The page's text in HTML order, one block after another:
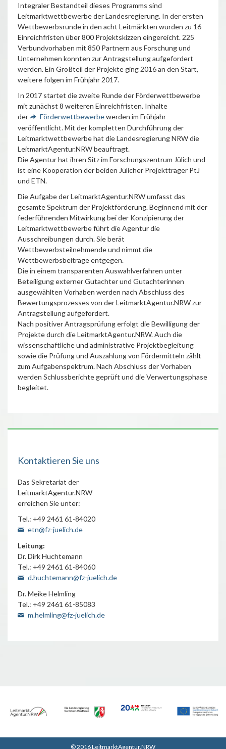
Integraler Bestandteil dieses Programms sind
Leitmarktwettbewerbe der Landesregierung. In der ersten
Wettbewerbsrunde in den acht Leitmärkten wurden zu 16
Einreichfristen über 800 Projektskizzen eingereicht. 225
Verbundvorhaben mit 850 Partnern aus Forschung und
Unternehmen konnten zur Antragstellung aufgefordert
werden. Ein Großteil der Projekte ging 2016 an den Start,
weitere folgen im Frühjahr 2017.
In 2017 startet die zweite Runde der Förderwettbewerbe
mit zunächst 8 weiteren Einreichfristen. Inhalte
der
Förderwettbewerbewerden im Frühjahr
veröffentlicht. Mit der kompletten Durchführung der
Leitmarktwettbewerbe hat die Landesregierung NRW die
LeitmarktAgentur.NRW beauftragt.
Die Agentur hat ihren Sitz im Forschungszentrum Jülich und
ist eine Kooperation der beiden Jülicher Projektträger PtJ
und ETN.
Die Aufgabe der LeitmarktAgentur.NRW umfasst das
gesamte Spektrum der Projektförderung. Beginnend mit der
federführenden Mitwirkung bei der Konzipierung der
Leitmarktwettbewerbe führt die Agentur die
Ausschreibungen durch. Sie berät
Wettbewerbsteilnehmende und nimmt die
Wettbewerbsbeiträge entgegen.
Die in einem transparenten Auswahlverfahren unter
Beteiligung externer Gutachter und Gutachterinnen
ausgewählten Vorhaben werden nach Abschluss des
Bewertungsprozesses von der LeitmarktAgentur.NRW zur
Antragstellung aufgefordert.
Nach positiver Antragsprüfung erfolgt die Bewilligung der
Projekte durch die LeitmarktAgentur.NRW. Auch die
wissenschaftliche und administrative Projektbegleitung
sowie die Prüfung und Auszahlung von Fördermitteln zählt
zum Aufgabenspektrum. Nach Abschluss der Vorhaben
werden Schlussberichte geprüft und die Verwertungsphase
begleitet.
Kontaktieren Sie uns
Das Sekretariat der
LeitmarktAgentur.NRW
erreichen Sie unter:
Tel.: +49 2461 61-84020
etn@fz-juelich.de
Leitung:
Dr. Dirk Huchtemann
Tel.: +49 2461 61-84060
d.huchtemann@fz-juelich.de
Dr. Meike Helmling
Tel.: +49 2461 61-85083
m.helmling@fz-juelich.de
© 2016 LeitmarktAgentur.NRW